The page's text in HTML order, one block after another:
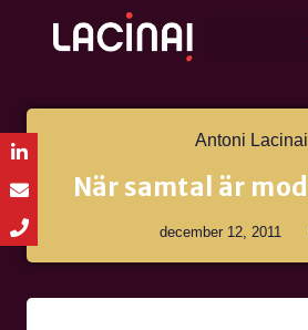
Antoni Lacinai
När samtal är
december 12, 2011